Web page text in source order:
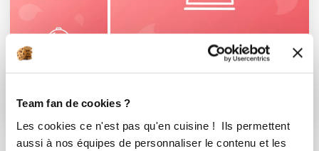
Team fan de cookies ?
Les cookies ce n'est pas qu'en cuisine ! Ils permettent
aussi à nos équipes de personnaliser le contenu et les
Cup Cake Design